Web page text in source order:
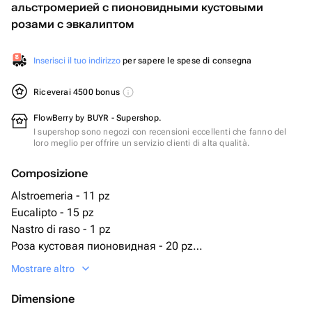
альстромерией с пионовидными кустовыми
розами с эвкалиптом
Inserisci il tuo indirizzo per sapere le spese di consegna
Riceverai 4500 bonus
FlowBerry by BUYR - Supershop.
I supershop sono negozi con recensioni eccellenti che fanno del
loro meglio per offrire un servizio clienti di alta qualità.
Composizione
Alstroemeria - 11 pz
Eucalipto - 15 pz
Nastro di raso - 1 pz
Роза кустовая пионовидная - 20 pz
Cesto intrecciato - 1 pz
Оазис флористический - 2 pz
Mostrare altro
Dimensione